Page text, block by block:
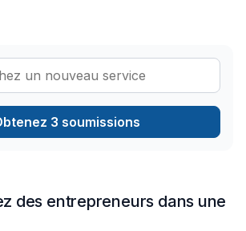
3 soumissions
des entrepreneurs dans une